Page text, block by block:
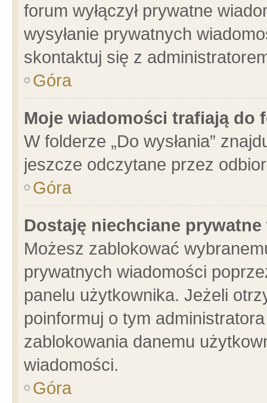
forum wyłączył prywatne
wysyłanie prywatnych
skontaktuj się z
Góra
Moje wiadomości trafiają do
W folderze „Do wysłania”
jeszcze odczytane przez
Góra
Dostaję niechciane
Możesz zablokować
prywatnych wiadomości
panelu użytkownika. Jeżeli
poinformuj o tym
zablokowania danemu
wiadomości.
Góra